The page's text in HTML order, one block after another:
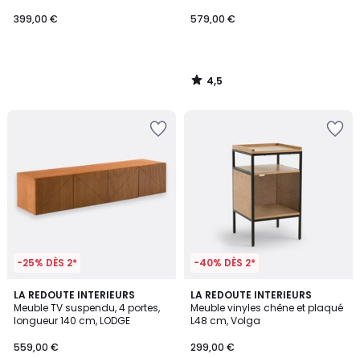
399,00 €
579,00 €
4,5
/
-25% DÈS 2*
LA REDOUTE INTERIEURS
Meuble TV suspendu, 4 portes,
longueur 140 cm, LODGE
559,00 €
-40% DÈS 2*
LA REDOUTE INTERIEURS
Meuble vinyles chêne et plaqué
L48 cm, Volga
299,00 €
4,6
/ 5